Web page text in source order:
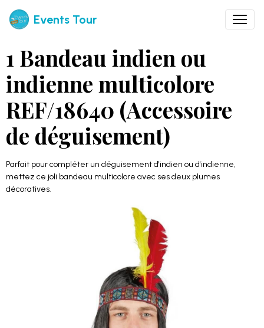
Events Tour
1 Bandeau indien ou
indienne multicolore
REF/18640 (Accessoire
de déguisement)
Parfait pour compléter un déguisement d'indien ou d'indienne,
mettez ce joli bandeau multicolore avec ses deux plumes
décoratives.